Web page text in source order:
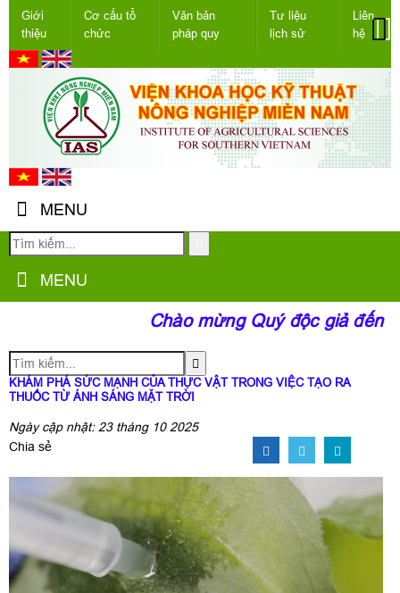
Giới
thiệu
Cơ cấu tổ
chức
Văn bản
pháp quy
Tư liệu
lịch sử
Liên
hệ
MENU
MENU
Chào mừng Quý độc giả đến
KHÁM PHÁ SỨC MẠNH CỦA THỰC VẬT TRONG VIỆC TẠO RA
THUỐC TỪ ÁNH SÁNG MẶT TRỜI
Ngày cập nhật: 23 tháng 10 2025
Chia sẻ